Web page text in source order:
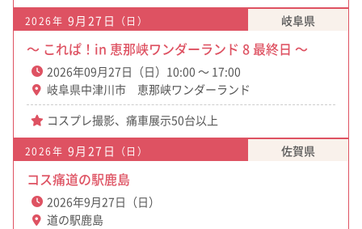
2026年 9月27日 （日） 岐阜県
～ これぱ！in 恵那峡ワンダーランド 8 最終日 ～
2026年09月27日（日）10:00 ～ 17:00
岐阜県中津川市 恵那峡ワンダーランド
コスプレ撮影、痛車展示50台以上
2026年 9月27日 （日） 佐賀県
コス痛道の駅鹿島
2026年9月27日（日）
道の駅鹿島